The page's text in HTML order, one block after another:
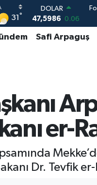
31 °
DOLAR
47,5986 0.06
EURO
55,0700 0.1
13.768
48
Safi Arpaguş
er-
Dr. Tevfik